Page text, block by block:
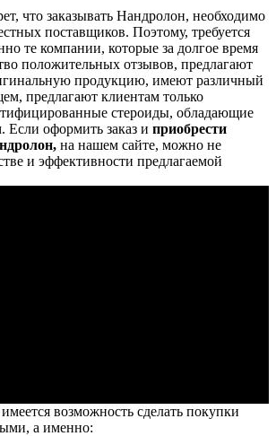
что заказывать Нандролон, необходимо
поставщиков. Поэтому, требуется
те компании, которые за долгое время
положительных отзывов, предлагают
продукцию, имеют различный
предлагают клиентам только
стероиды, обладающие
Если оформить заказ и приобрести
на нашем сайте, можно не
и эффективности предлагаемой
возможность сделать покупки
а именно: